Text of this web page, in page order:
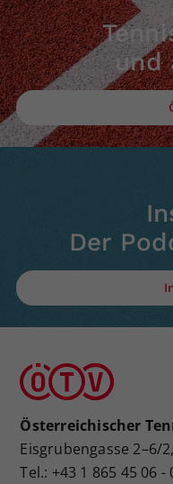
und
Der
Österreichischer
Eisgrubengasse 2–6/
Tel.: +43 1 865 45 06 -